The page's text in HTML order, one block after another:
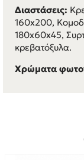
Διαστάσεις:
160x200,
180x60x45,
κρεβατόξυλα.
Χρώματα